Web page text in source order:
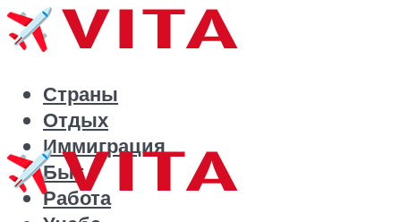
Страны
Отдых
Иммиграция
Быт
Работа